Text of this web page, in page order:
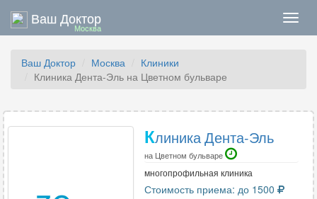
Ваш Доктор
Москва
Ваш Доктор Москва
Клиники
Клиника Дента-Эль на Цветном бульваре
Клиника Дента-Эль
на Цветном бульваре
многопрофильная клиника
Стоимость приема: до 1500